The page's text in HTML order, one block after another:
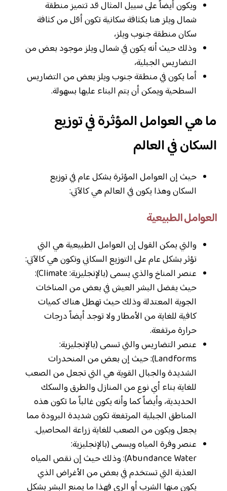
ويكون أيضاً على سبيل المثال قد تتميز منطقة
شمال ويلز هنا بكثافة سكانية تكون أقل من كثافة
سكان منطقة جنوب ويلز،
وذلك حيث أنه يكون في شمال ويلز موجود بعض من
التضاريس الجبلية،
أما يكون في منطقة جنوب ويلز بعض من التضاريس
السطحية ويمكن أن يتم البناء عليها بسهولة.
ما هي العوامل المؤثرة في توزيع
السكان في العالم
حيث إن العوامل المؤثرة بشكل عام في توزيع
السكان وهذا يكون في العالم هي كالآتي:
العوامل الطبيعية
والتي يمكن القول إن العوامل الطبيعية هي التي
تؤثر بشكل عام على التوزيع السكاني وتكون هي كالآتي:
عنصر المناخ والذي يسمى (بالإنجليزية: Climate):
حيث يفضل البشر العيش في بعض من المناخات
الجوية المعتدلة وذلك حيث تهطل هناك كميات
كافية للغاية من الأمطار ولا توجد أيضاً درجات
حرارة مرتفعة.
عنصر التضاريس والتي تسمى (بالإنجليزية:
Landforms): حيث إن بعض من المنحدرات
الشديدة والجبال القوية هي التي تجعل من الصعب
للغاية بناء أي نوع من المنازل والطرق والسكك
الحديدية، وأيضاً كما وأنه يكون غالباً ما تكون هذه
المناطق الجبلية المرتفعة تكون شديدة البرودة مما
يجعل ويكون من الصعب للغاية زراعة المحاصيل.
عنصر وفرة المياه ويسمى (بالإنجليزية:
Abundance Water): وذلك حيث إن نقص المياه
العذبة التي تستخدم في بعض من الأغراض الذي
يكون منها الشرب أو الري فهذا ما يمنع البشر بشكل